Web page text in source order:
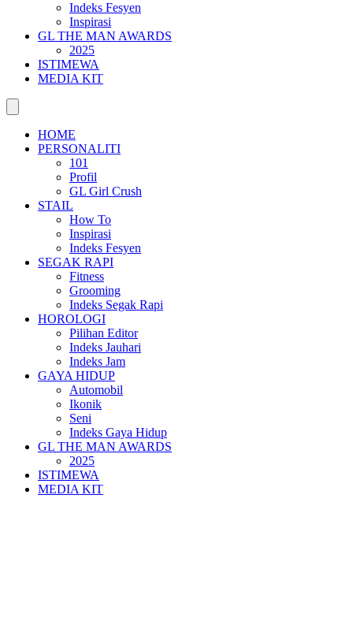
Indeks Fesyen
Inspirasi
GL THE MAN AWARDS
2025
ISTIMEWA
MEDIA KIT
HOME
PERSONALITI
101
Profil
GL Girl Crush
STAIL
How To
Inspirasi
Indeks Fesyen
SEGAK RAPI
Fitness
Grooming
Indeks Segak Rapi
HOROLOGI
Pilihan Editor
Indeks Jauhari
Indeks Jam
GAYA HIDUP
Automobil
Ikonik
Seni
Indeks Gaya Hidup
GL THE MAN AWARDS
2025
ISTIMEWA
MEDIA KIT